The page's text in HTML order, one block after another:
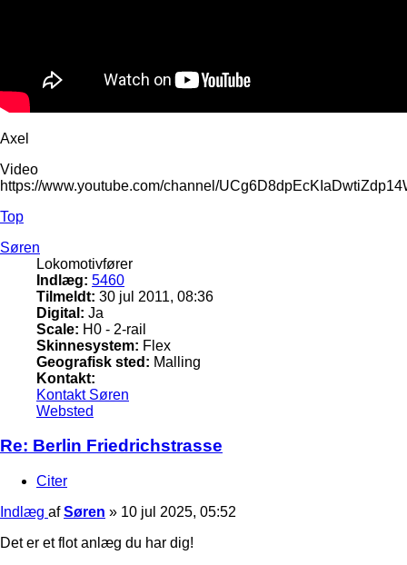
Axel
Video
https://www.youtube.com/channel/
Top
Søren
Lokomotivfører
Indlæg: 5460
Tilmeldt: 30 jul 2011, 08:36
Digital: Ja
Scale: H0 - 2-rail
Skinnesystem: Flex
Geografisk sted: Malling
Kontakt:
Kontakt Søren
Websted
Re: Berlin Friedrichstrasse
Citer
Indlæg afSøren » 10 jul 2025, 05:52
Det er et flot anlæg du har dig!